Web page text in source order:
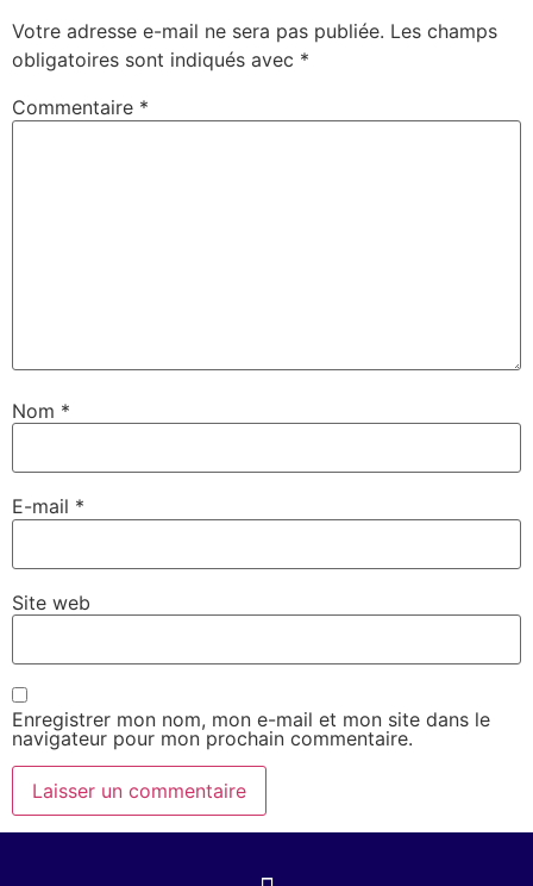
Votre adresse e-mail ne sera pas publiée. Les champs
obligatoires sont indiqués avec *
Commentaire *
Nom *
E-mail *
Site web
Enregistrer mon nom, mon e-mail et mon site dans le
navigateur pour mon prochain commentaire.